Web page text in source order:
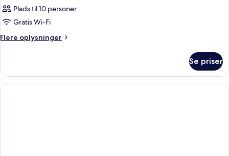
Plads til 10 personer
Gratis Wi-Fi
Flere oplysninger
Flere
Se priser